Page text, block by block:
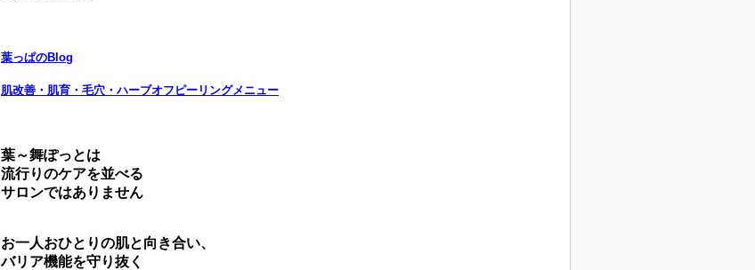
葉っぱのBlog
肌改善・肌育・毛穴・ハーブオフピーリングメニュー
葉～舞ぽっとは
流行りのケアを並べる
サロンではありません
お一人おひとりの肌と向き合い、
バリア機能を守り抜く